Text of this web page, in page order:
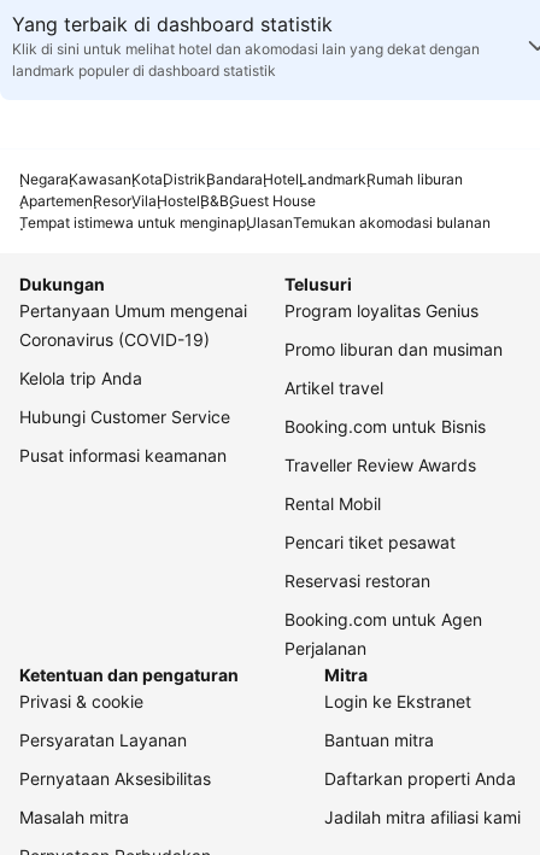
Yang terbaik di dashboard statistik
Klik di sini untuk melihat hotel dan akomodasi lain yang dekat dengan
landmark populer di dashboard statistik
NegaraKawasanKotaDistrikBandaraHotelLandmarkRumah liburan
ApartemenResorVilaHostelB&BGuest House
Tempat istimewa untuk menginapUlasanTemukan akomodasi bulanan
Dukungan
Pertanyaan Umum mengenai
Coronavirus (COVID-19)
Kelola trip Anda
Hubungi Customer Service
Pusat informasi keamanan
Telusuri
Program loyalitas Genius
Promo liburan dan musiman
Artikel travel
Booking.com untuk Bisnis
Traveller Review Awards
Rental Mobil
Pencari tiket pesawat
Reservasi restoran
Booking.com untuk Agen
Perjalanan
Ketentuan dan pengaturan
Privasi & cookie
Persyaratan Layanan
Pernyataan Aksesibilitas
Masalah mitra
Mitra
Login ke Ekstranet
Bantuan mitra
Daftarkan properti Anda
Jadilah mitra afiliasi kami